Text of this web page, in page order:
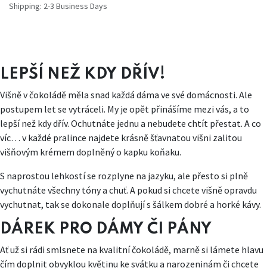
Shipping: 2-3 Business Days
LEPŠÍ NEŽ KDY DŘÍV!
Višně v čokoládě měla snad každá dáma ve své domácnosti. Ale
postupem let se vytráceli. My je opět přinášíme mezi vás, a to
lepší než kdy dřív. Ochutnáte jednu a nebudete chtít přestat. A co
víc… v každé pralince najdete krásně šťavnatou višni zalitou
višňovým krémem doplněný o kapku koňaku.
S naprostou lehkostí se rozplyne na jazyku, ale přesto si plně
vychutnáte všechny tóny a chuť. A pokud si chcete višně opravdu
vychutnat, tak se dokonale doplňují s šálkem dobré a horké kávy.
DÁREK PRO DÁMY ČI PÁNY
Ať už si rádi smlsnete na kvalitní čokoládě, marně si lámete hlavu
čím doplnit obvyklou květinu ke svátku a narozeninám či chcete